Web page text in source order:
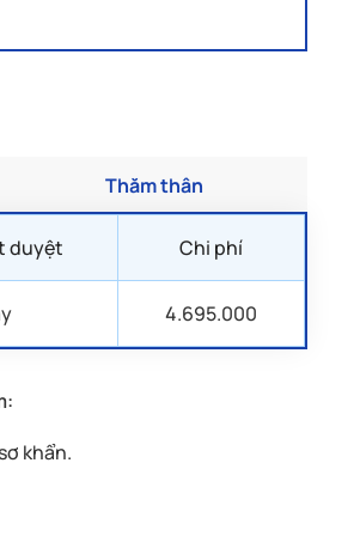
Thăm thân
duyệt Chi phí
4.695.000
khẩn.